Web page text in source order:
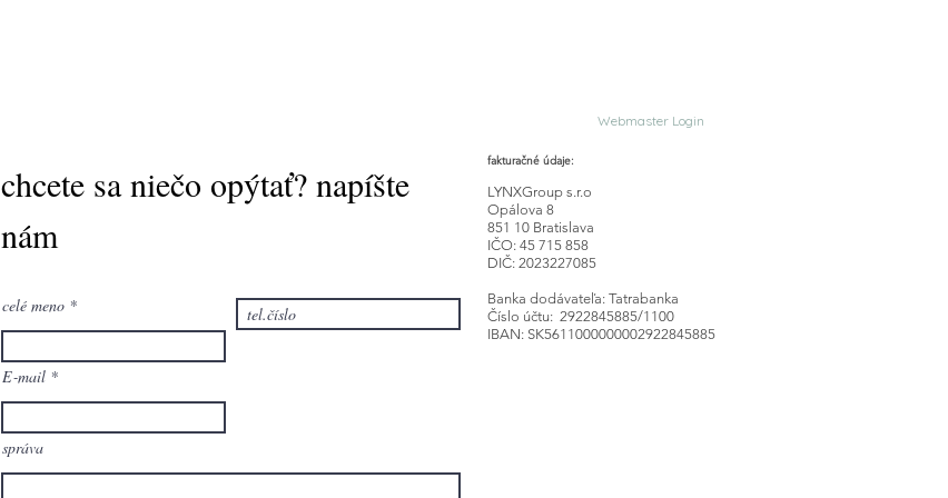
chcete sa niečo opýtať? napíšte
nám
celé meno
E‑mail
správa
Webmaster Login
fakturačné údaje:
LYNXGroup s.r.o
Opálova 8
851 10 Bratislava
IČO: 45 715 858
DIČ: 2023227085
Banka dodávateľa: Tatrabanka
Číslo účtu: 2922845885/1100
IBAN: SK5611000000002922845885